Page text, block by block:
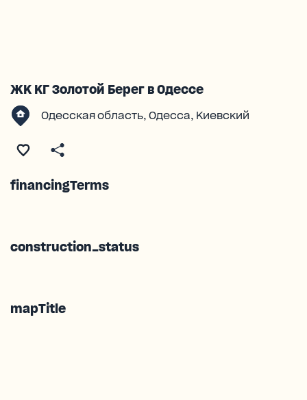
ЖК КГ Золотой Берег в Одессе
Одесская область, Одесса, Киевский
financingTerms
construction_status
mapTitle